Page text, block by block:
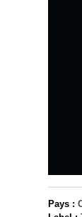
Pays :